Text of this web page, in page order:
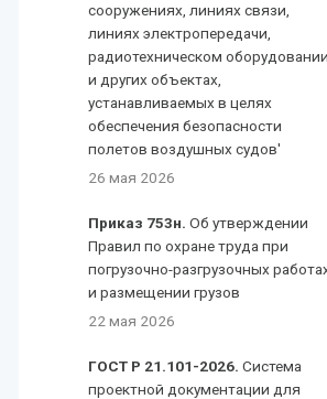
сооружениях, линиях связи,
линиях электропередачи,
радиотехническом оборудовании
и других объектах,
устанавливаемых в целях
обеспечения безопасности
полетов воздушных судов'
26 мая 2026
Приказ 753н. Об утверждении
Правил по охране труда при
погрузочно-разгрузочных
и размещении грузов
22 мая 2026
ГОСТ Р 21.101-2026. Система
проектной документации для